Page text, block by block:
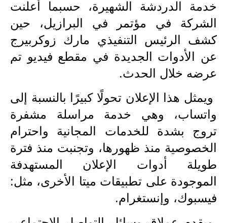
المرحلة المتوسطة
المرحلة الاعدادية
مرشحات
المرحلة المتوسطة
المرحلة الاعدادية
كتب مدرسية
المرحلة الابتدائية
المرحلة الاعدادية
خدمة الدردشة الشهيرة، حسبما أعلنت
الشركة في مؤتمر في البرازيل، حين
كشف الرئيس التنفيذي مارك زوكربيرج
عن الأدوات الجديدة في مقطع فيديو تم
عرضه خلال الحدث.
ويمثل هذا الإعلان تحولًا كبيرًا بالنسبة إلى
واتساب، وهي خدمة مراسلة مشفرة
تروج بشدة للخدمات المجانية واحترام
الخصوصية منذ ظهورها، وتجنبت منذ فترة
طويلة أدوات الإعلان المستهدفة
الموجودة على تطبيقات ميتا الأخرى، مثل:
فيسبوك، وإنستغرام.